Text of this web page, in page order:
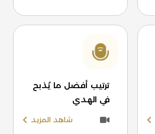
ترتيب أفضل ما يُذبح
في الهدي
شاهد المزيد